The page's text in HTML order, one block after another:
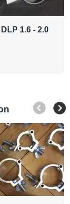
1.6 - 2.0